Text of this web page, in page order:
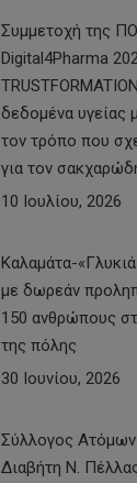
Συμμετοχή της
Digital4Pharma
δεδομένα υγείας
τον τρόπο που
για τον
10 Ιουλίου, 2026
Καλαμάτα-
με δωρεάν
150 ανθρώπους
της πόλης
30 Ιουνίου, 2026
Σύλλογος
Διαβήτη Ν.